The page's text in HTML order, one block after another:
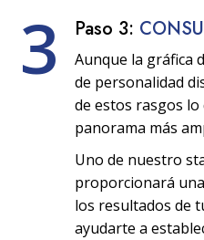
3 Paso 3:
Aunque la gráfica
de personalidad
de estos rasgos
panorama más
Uno de nuestro
proporcionará
los resultados de
ayudarte a